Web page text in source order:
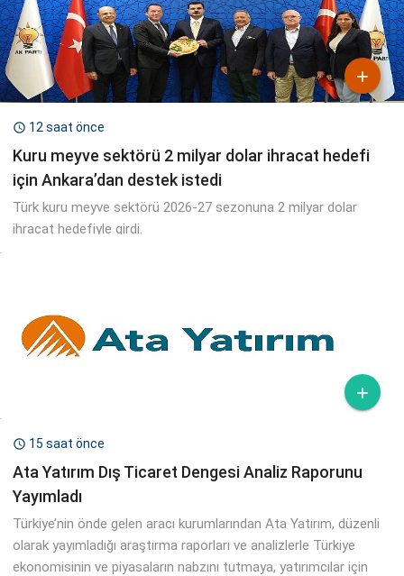

 12 saat önce
Kuru meyve sektörü 2 milyar dolar ihracat hedefi
için Ankara’dan destek istedi
Türk kuru meyve sektörü 2026-27 sezonuna 2 milyar dolar
ihracat hedefiyle girdi.

 15 saat önce
Ata Yatırım Dış Ticaret Dengesi Analiz Raporunu
Yayımladı
Türkiye’nin önde gelen aracı kurumlarından Ata Yatırım, düzenli
olarak yayımladığı araştırma raporları ve analizlerle Türkiye
ekonomisinin ve piyasaların nabzını tutmaya, yatırımcılar için